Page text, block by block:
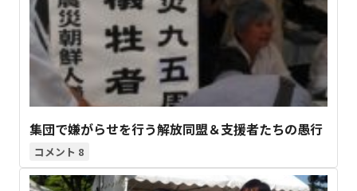
集団で嫌がらせを行う解放同盟＆支援者たちの愚行
8